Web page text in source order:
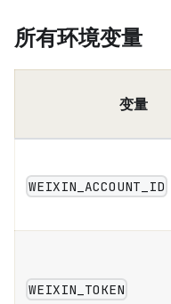
所有环境变量
变量
WEIXIN_ACCOUNT_ID
WEIXIN_TOKEN